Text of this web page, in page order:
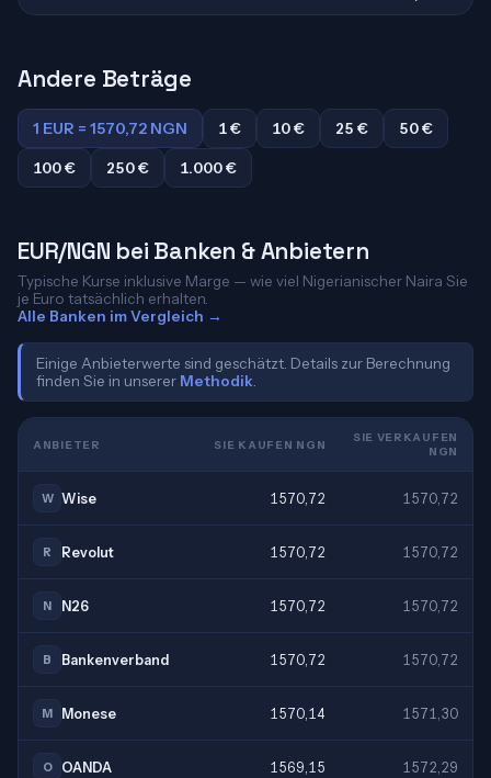
Andere Beträge
1 EUR = 1570,72 NGN 1 € 10 € 25 €
50 €
100 €
250 € 1.000 €
EUR/NGN bei Banken & Anbietern
Typische Kurse inklusive Marge — wie viel Nigerianischer Naira Sie
je Euro tatsächlich erhalten.
Alle Banken im Vergleich →
Einige Anbieterwerte sind geschätzt. Details zur Berechnung
finden Sie in unserer Methodik
ANBIETER SIE KAUFEN NGN
SIE VERKAUFEN
NGN
W Wise 1570,72 1570,72
R Revolut 1570,72 1570,72
N N26 1570,72 1570,72
B Bankenverband 1570,72 1570,72
M Monese 1570,14 1571,30
O OANDA 1569,15 1572,29